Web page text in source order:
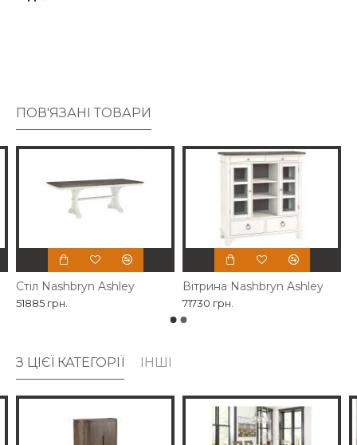
ПОВ'ЯЗАНІ ТОВАРИ
Стіл Nashbryn Ashley
51885 грн.
Вітрина Nashbryn Ashley
71730 грн.
З ЦІЄЇ КАТЕГОРІЇ ІНШІ